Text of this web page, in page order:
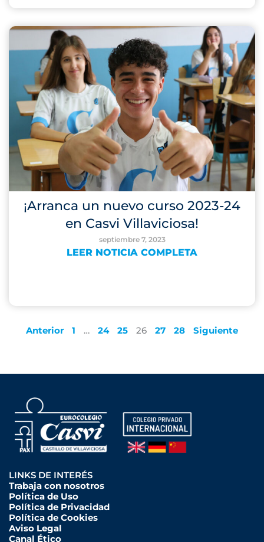
¡Arranca un nuevo curso 2023-24
en Casvi Villaviciosa!
septiembre 7, 2023
LEER NOTICIA COMPLETA
Anterior 1 … 24 25 26 27 28 Siguiente
LINKS DE INTERÉS
Trabaja con nosotros
Política de Uso
Política de Privacidad
Política de Cookies
Aviso Legal
Canal Ético